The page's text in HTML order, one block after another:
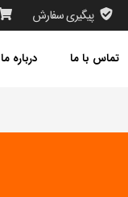
پیگیری سفارش
تماس با ما درباره ما